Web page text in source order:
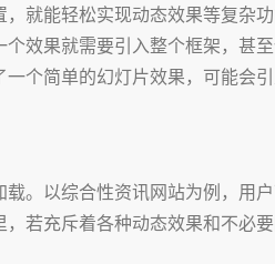
就能轻松实现动态效果等复杂
效果就需要引入整个框架，甚
个简单的幻灯片效果，可能会
。以综合性资讯网站为例，用
若充斥着各种动态效果和不必